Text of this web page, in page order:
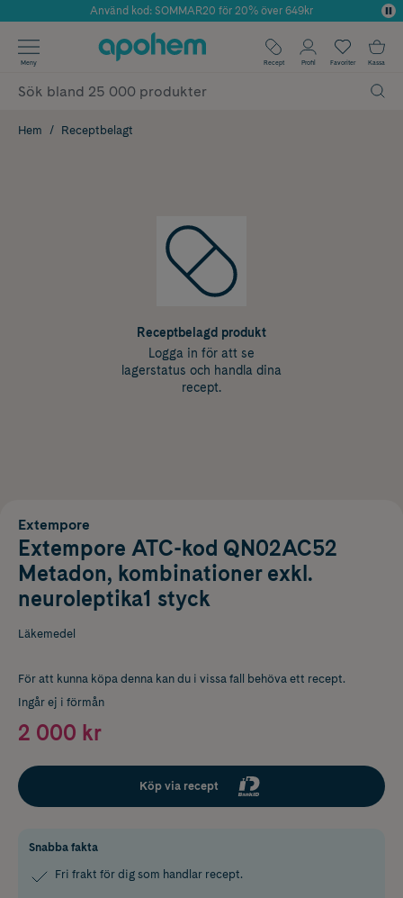
Årets Butik 2025 inom Skönhet
Använd kod: SOMMAR20 för 20% över 649kr
✓ Fri frakt
✓ Poäng på alla köp*
Meny Recept Profil Favoriter Kassa
Hem Receptbelagt
Receptbelagd produkt
Logga in för att se
lagerstatus och handla dina
recept.
Extempore
Extempore ATC-kod QN02AC52
Metadon, kombinationer exkl.
neuroleptika1 styck
Läkemedel
För att kunna köpa denna kan du i vissa fall behöva ett recept.
Ingår ej i förmån
2 000 kr
Köp via recept
Snabba fakta
Fri frakt för dig som handlar recept.